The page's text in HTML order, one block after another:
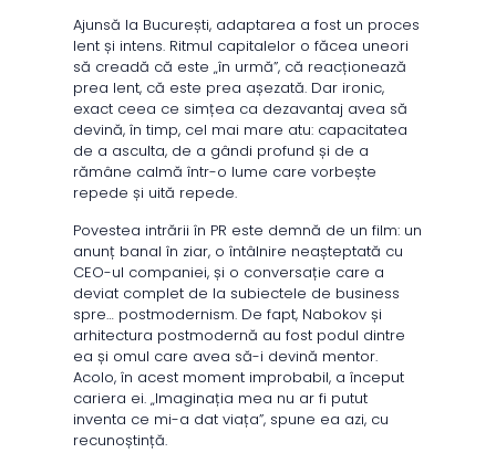
Ajunsă la București, adaptarea a fost un proces
lent și intens. Ritmul capitalelor o făcea uneori
să creadă că este „în urmă”, că reacționează
prea lent, că este prea așezată. Dar ironic,
exact ceea ce simțea ca dezavantaj avea să
devină, în timp, cel mai mare atu: capacitatea
de a asculta, de a gândi profund și de a
rămâne calmă într-o lume care vorbește
repede și uită repede.
Povestea intrării în PR este demnă de un film: un
anunț banal în ziar, o întâlnire neașteptată cu
CEO-ul companiei, și o conversație care a
deviat complet de la subiectele de business
spre… postmodernism. De fapt, Nabokov și
arhitectura postmodernă au fost podul dintre
ea și omul care avea să-i devină mentor.
Acolo, în acest moment improbabil, a început
cariera ei. „Imaginația mea nu ar fi putut
inventa ce mi-a dat viața”, spune ea azi, cu
recunoștință.